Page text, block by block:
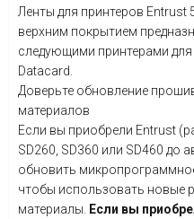
Ленты для принтеров Entrust
верхним покрытием
следующими принтерами
Datacard.
Доверьте обновление
материалов
Если вы приобрели Entrust
SD260, SD360 или SD460 до
обновить
чтобы использовать новые
материалы.
Если вы